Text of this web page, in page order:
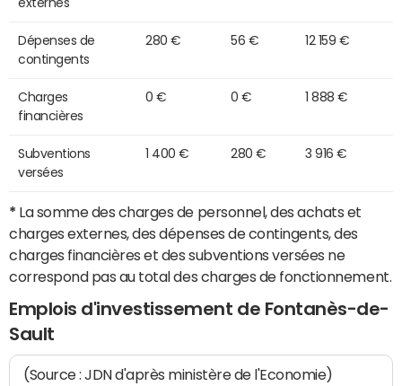
externes
Dépenses de
contingents
280 € 56 € 12 159 €
Charges
financières
0 € 0 € 1 888 €
Subventions
versées
1 400 € 280 € 3 916 €
* La somme des charges de personnel, des achats et
charges externes, des dépenses de contingents, des
charges financières et des subventions versées ne
correspond pas au total des charges de fonctionnement.
Emplois d'investissement de Fontanès-de-
Sault
(Source : JDN d'après ministère de l'Economie)